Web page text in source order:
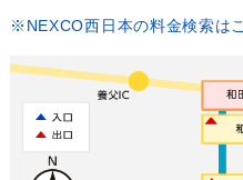
※NEXCO西日本の料金検索は